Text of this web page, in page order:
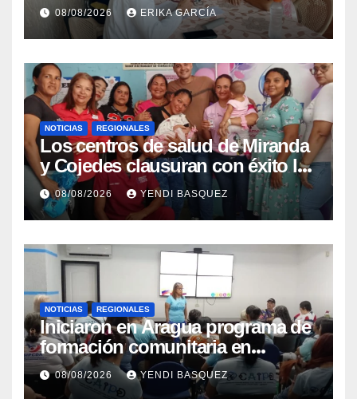
atención médica integral en
Aragua
08/08/2026 ERIKA GARCÍA
NOTICIAS REGIONALES
Los centros de salud de Miranda
y Cojedes clausuran con éxito la
Semana Mundial de la Lactancia
Materna
08/08/2026 YENDI BASQUEZ
NOTICIAS REGIONALES
Iniciaron en Aragua programa de
formación comunitaria en
atención a personas con
discapacidad
08/08/2026 YENDI BASQUEZ